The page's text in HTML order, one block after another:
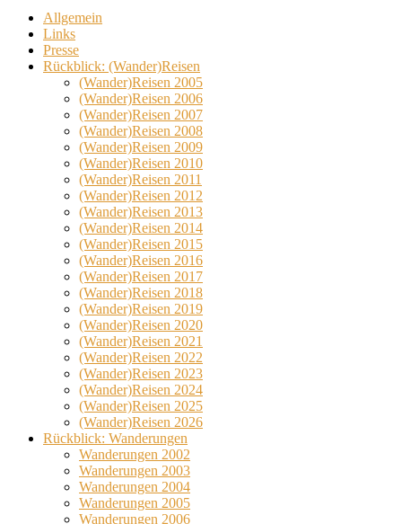
Allgemein
Links
Presse
Rückblick: (Wander)Reisen
(Wander)Reisen 2005
(Wander)Reisen 2006
(Wander)Reisen 2007
(Wander)Reisen 2008
(Wander)Reisen 2009
(Wander)Reisen 2010
(Wander)Reisen 2011
(Wander)Reisen 2012
(Wander)Reisen 2013
(Wander)Reisen 2014
(Wander)Reisen 2015
(Wander)Reisen 2016
(Wander)Reisen 2017
(Wander)Reisen 2018
(Wander)Reisen 2019
(Wander)Reisen 2020
(Wander)Reisen 2021
(Wander)Reisen 2022
(Wander)Reisen 2023
(Wander)Reisen 2024
(Wander)Reisen 2025
(Wander)Reisen 2026
Rückblick: Wanderungen
Wanderungen 2002
Wanderungen 2003
Wanderungen 2004
Wanderungen 2005
Wanderungen 2006